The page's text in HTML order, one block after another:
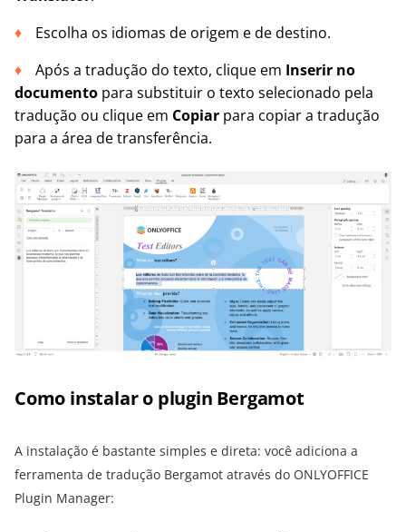
Escolha os idiomas de origem e de destino.
Após a tradução do texto, clique em Inserir no
documento para substituir o texto selecionado pela
tradução ou clique em Copiar para copiar a tradução
para a área de transferência.
Como instalar o plugin Bergamot
A instalação é bastante simples e direta: você adiciona a
ferramenta de tradução Bergamot através do ONLYOFFICE
Plugin Manager: